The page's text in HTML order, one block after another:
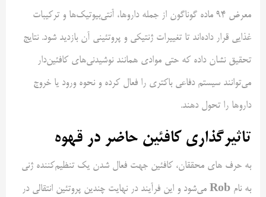
معرض 94 ماده گوناگون از جمله داروها، آنتی‌بیوتیک‌ها و ترکیبات
غذایی قرار داده‌اند تا تغییرات ژنتیکی و پروتئینی آن بازدید شود. نتایج
تحقیق نشان داده که حتی موادی همانند نوشیدنی‌های کافئین‌دار
می‌توانند سیستم دفاعی باکتری را فعال کرده و نحوه ورود یا خروج
داروها را تحول دهند.
تاثیرگذاری کافئین حاضر در قهوه
به حرف های محققان، کافئین جهت فعال شدن یک تنظیم‌کننده ژنی
به نام Rob می‌شود و این فرآیند در نهایت چندین پروتئین انتقالی در